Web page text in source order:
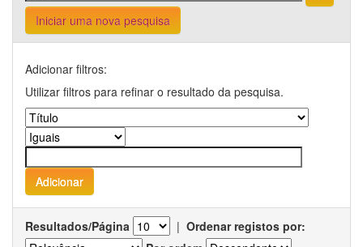
Iniciar uma nova pesquisa
Adicionar filtros:
Utilizar filtros para refinar o resultado da pesquisa.
Resultados/Página | Ordenar registos por: